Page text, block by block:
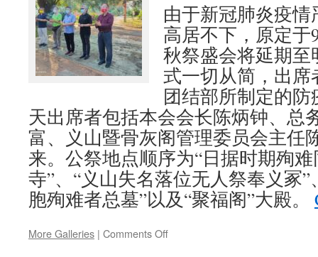
申
请
讯》
由于新冠肺炎疫
高居不下，原定
秋祭盛会将延期
式一切从简，出
团结部所制定的
天出席者包括本会会长陈炳钟、总
富、义山暨骨灰阁管理委员会主任
来。公祭地点顺序为“日据时期殉
寺”、“义山失名落位无人祭奉义冢
胞殉难者总墓”以及“聚福阁”大殿。
More Galleries | Comments Offon